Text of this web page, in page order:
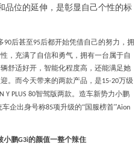
品位的延伸，是彰显自己个性的标
90后甚至95后都开始凭借自己的努力，拥
，充满了自信和勇气，拥有一台属于自
舒适好开，智能化程度高，还能满足她
。而今天带来的两款产品，是15-20万级
Y PLUS 80智驾版两款。造车新势力小鹏
车企出身号称85项升级的“国服榜首”Aion
小鹏G3i的颜值一整个辣住